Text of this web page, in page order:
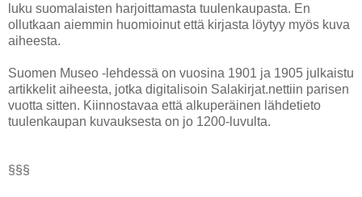
luku suomalaisten harjoittamasta tuulenkaupasta. En
ollutkaan aiemmin huomioinut että kirjasta löytyy myös kuva
aiheesta.
Suomen Museo -lehdessä on vuosina 1901 ja 1905 julkaistu
artikkelit aiheesta, jotka digitalisoin Salakirjat.nettiin parisen
vuotta sitten. Kiinnostavaa että alkuperäinen lähdetieto
tuulenkaupan kuvauksesta on jo 1200-luvulta.
§§§